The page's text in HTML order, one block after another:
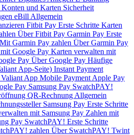
Konten und Karten Sicherheit
eBill Allgemein
Fitbit Pay Erste Schritte Karten
Über Fitbit Pay Garmin Pay Erste
Mit Garmin Pay zahlen Über Garmin Pay
Google Pay Karten verwalten mit
Pay Über Google Pay Häufige
App-Seite) Instant Payment
App Mobile Payment Apple Pay
Pay Samsung Pay SwatchPAY!
QR-Rechnung Allgemein
Samsung Pay Erste Schritte
mit Samsung Pay Zahlen mit
Pay SwatchPAY! Erste Schritte
zahlen Über SwatchPAY! Twint